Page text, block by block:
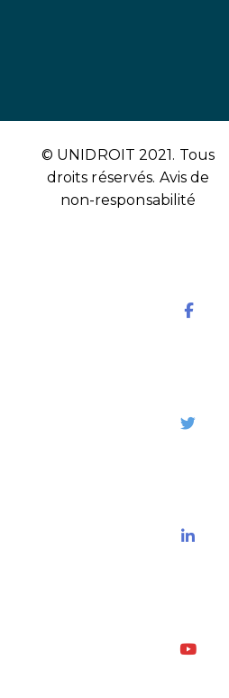
© UNIDROIT 2021. Tous
droits réservés. Avis de
non-responsabilité